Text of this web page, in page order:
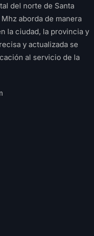
del norte de Santa
aborda de manera
la ciudad, la provincia y
y actualizada se
al servicio de la